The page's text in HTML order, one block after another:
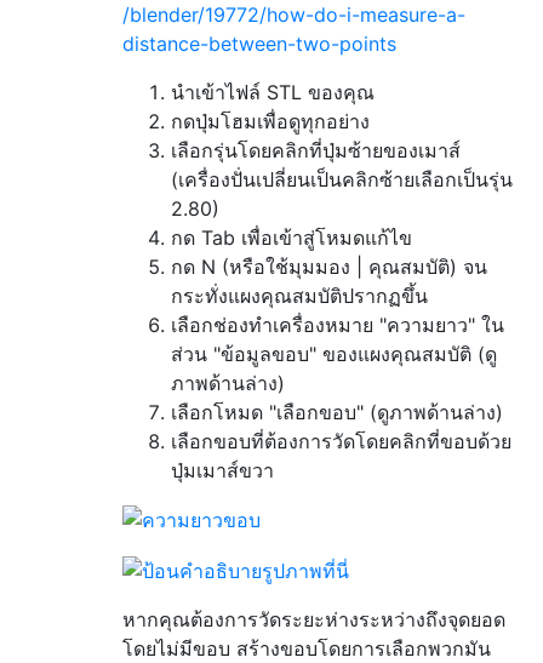
/blender/19772/how-do-i-measure-a-
distance-between-two-points
นำเข้าไฟล์ STL ของคุณ
กดปุ่มโฮมเพื่อดูทุกอย่าง
เลือกรุ่นโดยคลิกที่ปุ่มซ้ายของเมาส์
(เครื่องปั่นเปลี่ยนเป็นคลิกซ้ายเลือกเป็นรุ่น
2.80)
กด Tab เพื่อเข้าสู่โหมดแก้ไข
กด N (หรือใช้มุมมอง | คุณสมบัติ) จน
กระทั่งแผงคุณสมบัติปรากฏขึ้น
เลือกช่องทำเครื่องหมาย "ความยาว" ใน
ส่วน "ข้อมูลขอบ" ของแผงคุณสมบัติ (ดู
ภาพด้านล่าง)
เลือกโหมด "เลือกขอบ" (ดูภาพด้านล่าง)
เลือกขอบที่ต้องการวัดโดยคลิกที่ขอบด้วย
ปุ่มเมาส์ขวา
หากคุณต้องการวัดระยะห่างระหว่างถึงจุดยอด
โดยไม่มีขอบ สร้างขอบโดยการเลือกพวกมัน